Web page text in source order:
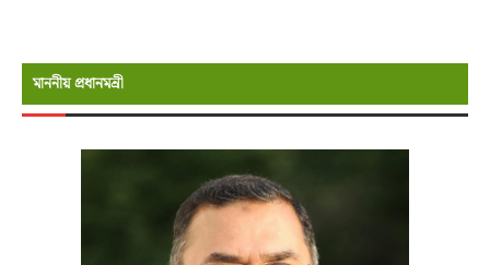
মাননীয় প্রধানমন্রী